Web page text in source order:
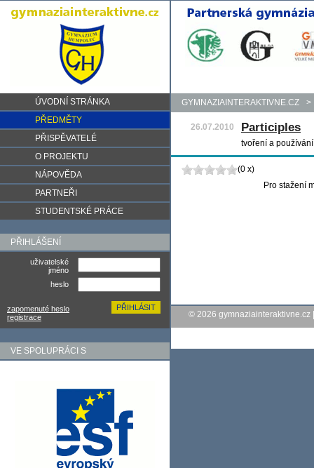
ÚVODNÍ STRÁNKA
PŘEDMĚTY
PŘISPĚVATELÉ
O PROJEKTU
NÁPOVĚDA
PARTNEŘI
STUDENTSKÉ PRÁCE
PŘIHLÁŠENÍ
uživatelské
jméno
heslo
zapomenuté heslo
registrace
VE SPOLUPRÁCI S
GYMNAZIAINTERAKTIVNE.CZ >
26.07.2010 Participles
tvoření a
(0 x)
Pro stažení
© 2026 gymnaziainteraktivne.cz